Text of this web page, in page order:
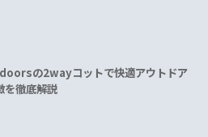
の2wayコットで快適アウトドア
を徹底解説